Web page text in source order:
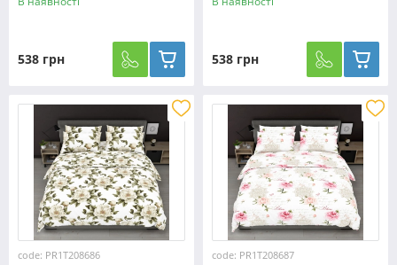
№204960 Черешенька™
538 грн
№204967 Черешенька™
538 грн
code: PR1T208686 code: PR1T208687